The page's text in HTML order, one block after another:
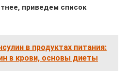
приведем список
в продуктах питания:
в крови, основы диеты